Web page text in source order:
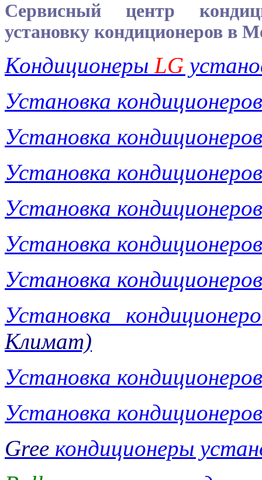
Сервисный центр
установку кондиционеров в
Кондиционеры LG
Установка
Установка
Установка
Установка
Установка
Установка
Установка
Климат)
Установка
Установка
Gree кондиционеры